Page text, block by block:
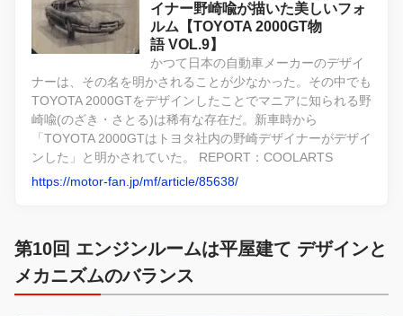
イナー野崎喩が描いた美しいフォ
ルム【TOYOTA 2000GT物
語 VOL.9】
かつて日本の自動車メーカーのデザイ
ナーは、その名を明かされることが少なかった。その中でも
TOYOTA 2000GTをデザインしたことでマニアに知られる野
崎喩(のざき・さとる)は稀有な存在だ。新車時から
「TOYOTA 2000GTはトヨタ社内の野崎デザイナーがデザイ
ンした」と明かされていた。 REPORT：COOLARTS
https://motor-fan.jp/mf/article/85638/
第10回 エンジンルームは平屋建て デザインと
メカニズムのバランス